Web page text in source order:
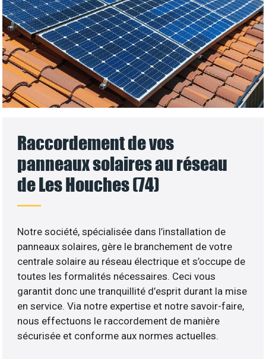
Raccordement de vos
panneaux solaires au réseau
de Les Houches (74)
Notre société, spécialisée dans l’installation de
panneaux solaires, gère le branchement de votre
centrale solaire au réseau électrique et s’occupe de
toutes les formalités nécessaires. Ceci vous
garantit donc une tranquillité d’esprit durant la mise
en service. Via notre expertise et notre savoir-faire,
nous effectuons le raccordement de manière
sécurisée et conforme aux normes actuelles.